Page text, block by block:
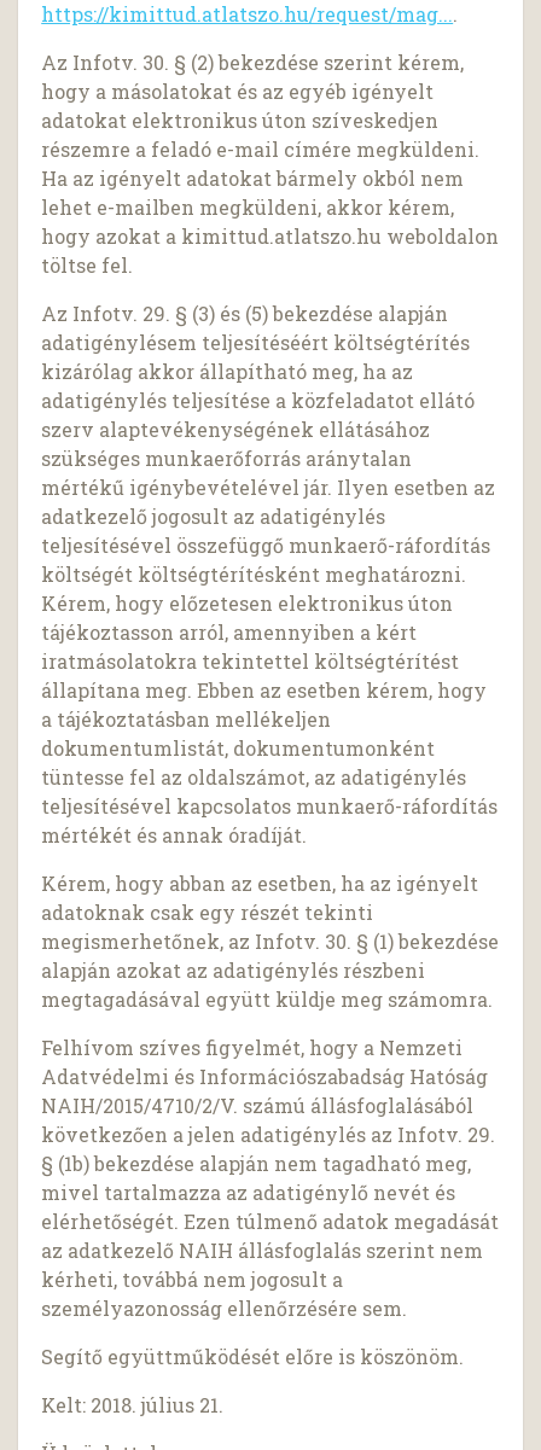
https://kimittud.atlatszo.hu/request/mag....
Az Infotv. 30. § (2) bekezdése szerint kérem,
hogy a másolatokat és az egyéb igényelt
adatokat elektronikus úton szíveskedjen
részemre a feladó e-mail címére megküldeni.
Ha az igényelt adatokat bármely okból nem
lehet e-mailben megküldeni, akkor kérem,
hogy azokat a kimittud.atlatszo.hu weboldalon
töltse fel.
Az Infotv. 29. § (3) és (5) bekezdése alapján
adatigénylésem teljesítéséért költségtérítés
kizárólag akkor állapítható meg, ha az
adatigénylés teljesítése a közfeladatot ellátó
szerv alaptevékenységének ellátásához
szükséges munkaerőforrás aránytalan
mértékű igénybevételével jár. Ilyen esetben az
adatkezelő jogosult az adatigénylés
teljesítésével összefüggő munkaerő-ráfordítás
költségét költségtérítésként meghatározni.
Kérem, hogy előzetesen elektronikus úton
tájékoztasson arról, amennyiben a kért
iratmásolatokra tekintettel költségtérítést
állapítana meg. Ebben az esetben kérem, hogy
a tájékoztatásban mellékeljen
dokumentumlistát, dokumentumonként
tüntesse fel az oldalszámot, az adatigénylés
teljesítésével kapcsolatos munkaerő-ráfordítás
mértékét és annak óradíját.
Kérem, hogy abban az esetben, ha az igényelt
adatoknak csak egy részét tekinti
megismerhetőnek, az Infotv. 30. § (1) bekezdése
alapján azokat az adatigénylés részbeni
megtagadásával együtt küldje meg számomra.
Felhívom szíves figyelmét, hogy a Nemzeti
Adatvédelmi és Információszabadság Hatóság
NAIH/2015/4710/2/V. számú állásfoglalásából
következően a jelen adatigénylés az Infotv. 29.
§ (1b) bekezdése alapján nem tagadható meg,
mivel tartalmazza az adatigénylő nevét és
elérhetőségét. Ezen túlmenő adatok megadását
az adatkezelő NAIH állásfoglalás szerint nem
kérheti, továbbá nem jogosult a
személyazonosság ellenőrzésére sem.
Segítő együttműködését előre is köszönöm.
Kelt: 2018. július 21.